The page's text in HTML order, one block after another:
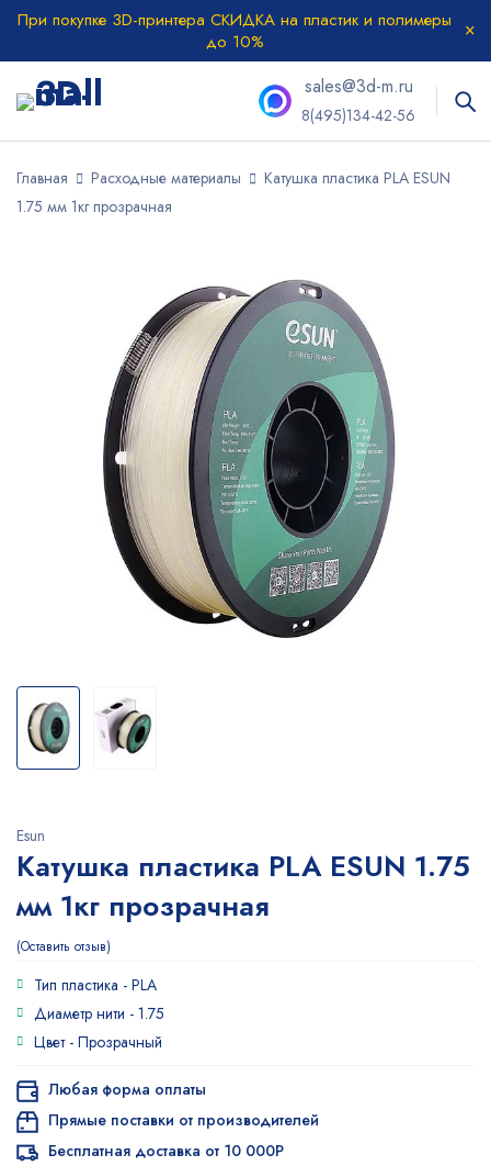
При покупке 3D-принтера СКИДКА на пластик и полимеры
до 10%
sales@3d-m.ru
8(495)134-42-56
Главная Расходные материалы
Катушка пластика PLA ESUN
1.75 мм 1кг прозрачная
Esun
Катушка пластика PLA ESUN 1.75
мм 1кг прозрачная
Оставить отзыв
Тип пластика - PLA
Диаметр нити - 1.75
Цвет - Прозрачный
Любая форма оплаты
Прямые поставки от производителей
Бесплатная доставка от 10 000Р